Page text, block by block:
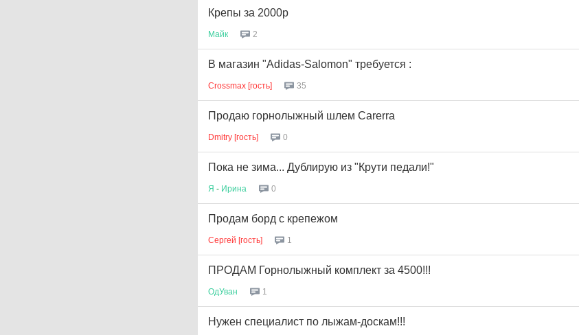
Крепы за 2000р
Майк 2
В магазин "Adidas-Salomon" требуется :
Crossmax [гость] 35
Продаю горнолыжный шлем Carerra
Dmitry [гость] 0
Пока не зима... Дублирую из "Крути педали!"
Я - Ирина 0
Продам борд с крепежом
Сергей [гость] 1
ПРОДАМ Горнолыжный комплект за 4500!!!
ОдУван 1
Нужен специалист по лыжам-доскам!!!